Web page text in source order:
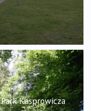
Park Kasprowicza